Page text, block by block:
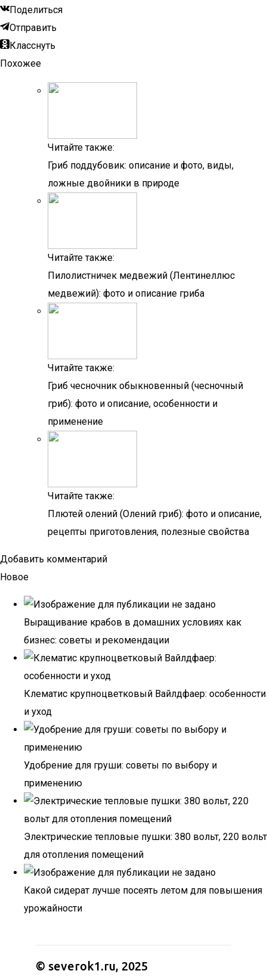
Поделиться
Отправить
Класснуть
Похожее
Читайте также:
Гриб поддубовик: описание и фото, виды,
ложные двойники в природе
Читайте также:
Пилолистничек медвежий (Лентинеллюс
медвежий): фото и описание гриба
Читайте также:
Гриб чесночник обыкновенный (чесночный
гриб): фото и описание, особенности и
применение
Читайте также:
Плютей олений (Олений гриб): фото и описание,
рецепты приготовления, полезные свойства
Добавить комментарий
Новое
Выращивание крабов в домашних условиях как
бизнес: советы и рекомендации
Клематис крупноцветковый Вайлдфаер: особенности
и уход
Удобрение для груши: советы по выбору и
применению
Электрические тепловые пушки: 380 вольт, 220 вольт
для отопления помещений
Какой сидерат лучше посеять летом для повышения
урожайности
© severok1.ru, 2025